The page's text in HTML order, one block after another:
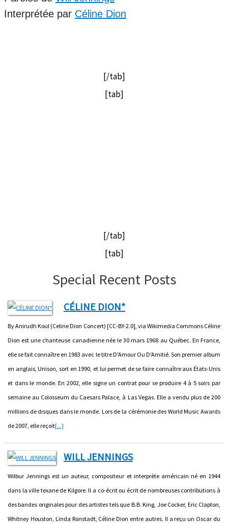
Interprétée par Céline Dion
[/tab]
[tab]
[/tab]
[tab]
Special Recent Posts
CÉLINE DION*
By Anirudh Koul (Celine Dion Concert) [CC-BY-2.0], via Wikimedia Commons Céline
Dion est une chanteuse canadienne née le 30 mars 1968 au Québec. En France,
elle se fait connaître en 1983 avec le titre D'Amour Ou D'Amitié. Son premier album
en anglais, Unison, sort en 1990, et lui permet de se faire connaître aux États-Unis
et dans le monde. En 2002, elle signe un contrat pour se produire 4 à 5 soirs par
semaine au Colosseum du Caesars Palace, à Las Vegas. Elle a vendu plus de 200
millions de disques dans le monde. Lors de la cérémonie des World Music Awards
de 2007, elle reçoit[...]
WILL JENNINGS
Wilbur Jennings est un auteur, compositeur et interprète américain né en 1944
dans la ville texane de Kilgore. Il a co-écrit ou écrit de nombreuses contributions à
des bandes originales pour des artistes tels que B.B. King, Joe Cocker, Eric Clapton,
Whitney Houston, Linda Ronstadt, Céline Dion entre autres. Il a reçu un Oscar du